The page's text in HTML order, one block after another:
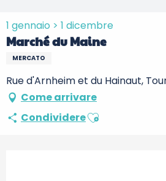
1 gennaio > 1 dicembre
Marché du Maine
MERCATO
Rue d'Arnheim et du Hainaut,
Come arrivare
CondividereAjouter aux